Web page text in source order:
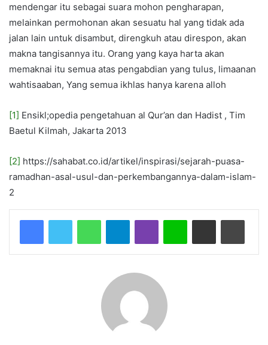
mendengar itu sebagai suara mohon pengharapan,
melainkan permohonan akan sesuatu hal yang tidak ada
jalan lain untuk disambut, direngkuh atau direspon, akan
makna tangisannya itu. Orang yang kaya harta akan
memaknai itu semua atas pengabdian yang tulus, limaanan
wahtisaaban, Yang semua ikhlas hanya karena alloh
[1] Ensikl;opedia pengetahuan al Qur’an dan Hadist , Tim
Baetul Kilmah, Jakarta 2013
[2] https://sahabat.co.id/artikel/inspirasi/sejarah-puasa-
ramadhan-asal-usul-dan-perkembangannya-dalam-islam-
2
Telegram